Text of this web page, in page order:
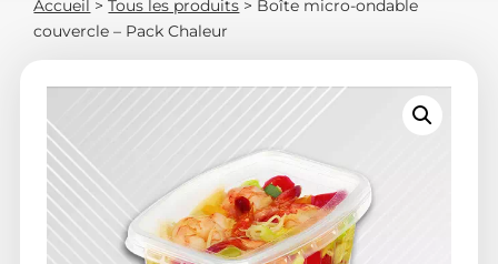
Accueil >Tous les produits > Boîte micro-ondable
couvercle – Pack Chaleur